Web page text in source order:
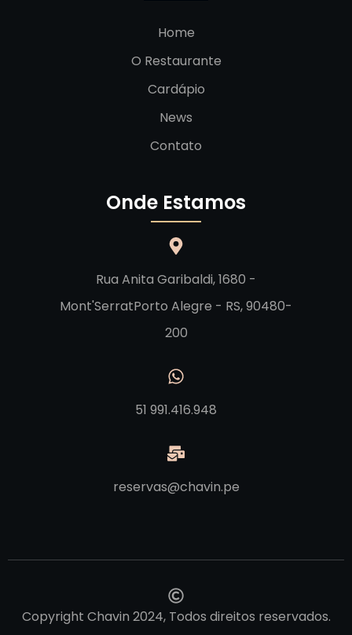
Home
O Restaurante
Cardápio
News
Contato
Onde Estamos
Rua Anita Garibaldi, 1680 -
Mont'SerratPorto Alegre - RS, 90480-
200
51 991.416.948
reservas@chavin.pe
Copyright Chavin 2024, Todos direitos reservados.